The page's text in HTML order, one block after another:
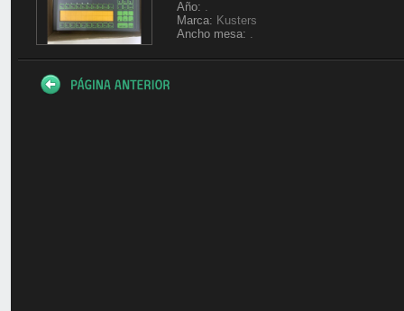
Año: .
Marca: Kusters
Ancho mesa: .